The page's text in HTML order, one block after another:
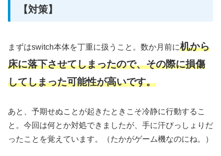
【対策】
まずはswitch本体を丁重に扱うこと。数か月前に机から
床に落下させてしまったので、その際に損傷
してしまった可能性が高いです。
あと、予期せぬことが起きたときこそ冷静に行動するこ
と。今回は何とか対処できましたが、手に汗びっしょりだ
ったことを覚えています。（たかがゲーム機なのにね。）